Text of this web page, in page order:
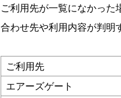
ご利用先が一覧になかっ
合わせ先や利用内容が判明
ご利用先
エアーズゲート